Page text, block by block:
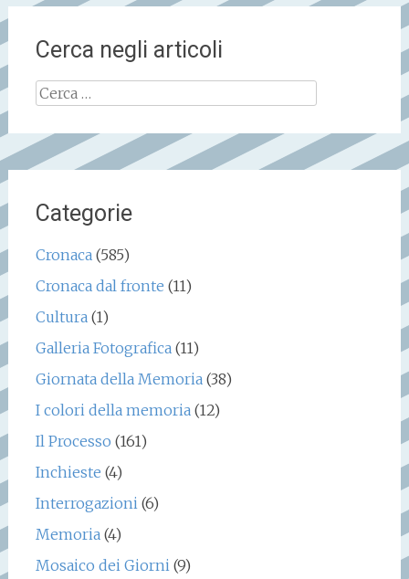
Cerca negli articoli
Ricerca
per:
Categorie
Cronaca (585)
Cronaca dal fronte (11)
Cultura (1)
Galleria Fotografica (11)
Giornata della Memoria (38)
I colori della memoria (12)
Il Processo (161)
Inchieste (4)
Interrogazioni (6)
Memoria (4)
Mosaico dei Giorni (9)